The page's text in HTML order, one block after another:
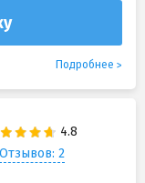
Подробнее
Отзывов: 2